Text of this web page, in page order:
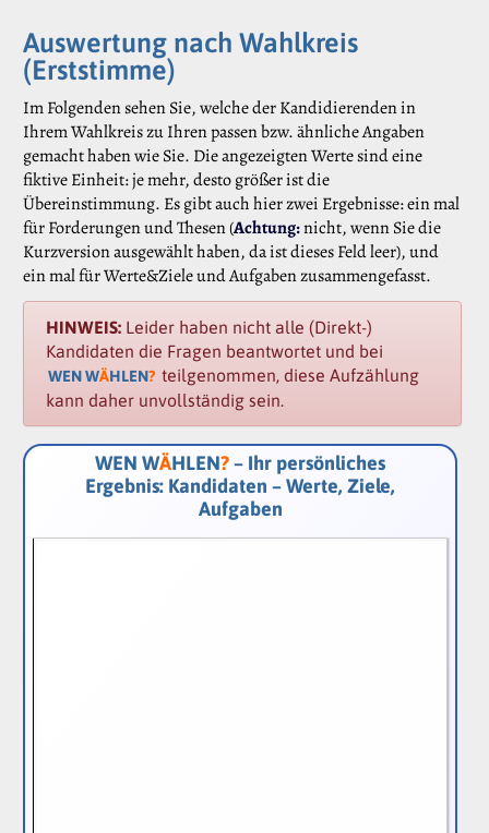
Auswertung nach Wahlkreis
(Erststimme)
Im Folgenden sehen Sie, welche der Kandidierenden in
Ihrem Wahlkreis zu Ihren passen bzw. ähnliche Angaben
gemacht haben wie Sie. Die angezeigten Werte sind eine
fiktive Einheit: je mehr, desto größer ist die
Übereinstimmung. Es gibt auch hier zwei Ergebnisse: ein mal
für Forderungen und Thesen (Achtung:nicht, wenn Sie die
Kurzversion ausgewählt haben, da ist dieses Feld leer), und
ein mal für Werte&Ziele und Aufgaben zusammengefasst.
HINWEIS: Leider haben nicht alle (Direkt-)
Kandidaten die Fragen beantwortet und bei
WEN WÄHLEN? teilgenommen, diese Aufzählung
kann daher unvollständig sein.
WEN WÄHLEN?– Ihr persönliches
Ergebnis: Kandidaten – Werte, Ziele,
Aufgaben